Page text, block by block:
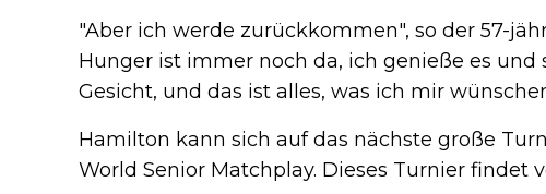
"Aber ich werde zurückkommen", so der 57-
Hunger ist immer noch da, ich genieße es
Gesicht, und das ist alles, was ich mir
Hamilton kann sich auf das nächste große
World Senior Matchplay. Dieses Turnier findet